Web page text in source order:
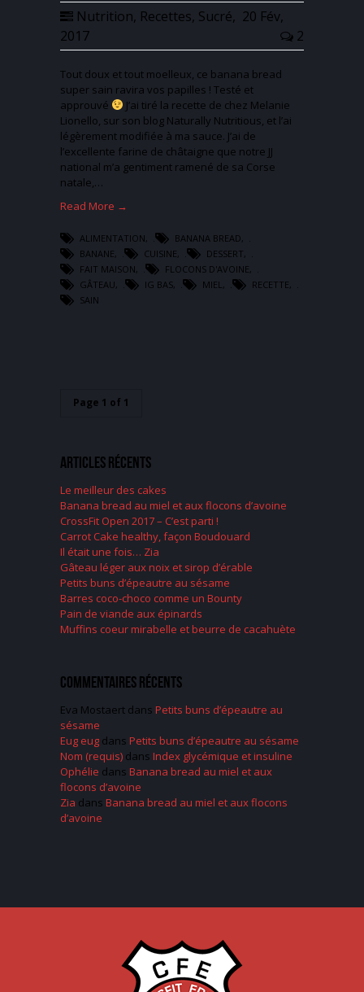
Nutrition, Recettes, Sucré, 20 Fév,
2017
2
Tout doux et tout moelleux, ce banana bread
super sain ravira vos papilles ! Testé et
approuvé
J’ai tiré la recette de chez Melanie
Lionello, sur son blog Naturally Nutritious, et l’ai
légèrement modifiée à ma sauce. J’ai de
l’excellente farine de châtaigne que notre JJ
national m’a gentiment ramené de sa Corse
natale,…
Read More →
ALIMENTATION, BANANA BREAD,
BANANE, CUISINE, DESSERT,
FAIT MAISON, FLOCONS D'AVOINE,
GÂTEAU, IG BAS, MIEL , RECETTE,
SAIN
Page 1 of 1
Articles récents
Le meilleur des cakes
Banana bread au miel et aux flocons d’avoine
CrossFit Open 2017 – C’est parti !
Carrot Cake healthy, façon Boudouard
Il était une fois… Zia
Gâteau léger aux noix et sirop d’érable
Petits buns d’épeautre au sésame
Barres coco-choco comme un Bounty
Pain de viande aux épinards
Muffins coeur mirabelle et beurre de cacahuète
Commentaires récents
Eva Mostaert dans Petits buns d’épeautre au
sésame
Eug eug dans Petits buns d’épeautre au sésame
Nom (requis) dans Index glycémique et insuline
Ophélie dans Banana bread au miel et aux
flocons d’avoine
Zia dans Banana bread au miel et aux flocons
d’avoine